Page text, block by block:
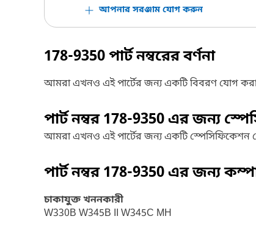
আপনার সরঞ্জাম যোগ করুন
178-9350পার্ট নম্বরের বর্ণনা
আমরা এখনও এই পার্টের জন্য একটি বিবরণ যোগ
পার্ট নম্বর178-9350এর জন্য
আমরা এখনও এই পার্টের জন্য একটি
পার্ট নম্বর178-9350এর জন্য
চাকাযুক্ত খননকারী
W330B W345B II W345C MH